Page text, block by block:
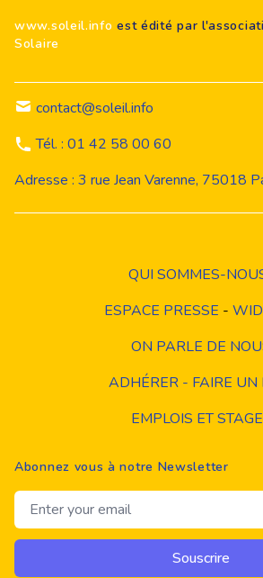
www.soleil.info est édité par
Solaire
contact@soleil.info
Tél. : 01 42 58 00 60
Adresse : 3 rue Jean Varenne, 75018
QUI SOMMES-
ESPACE PRESSE -
ON PARLE DE
ADHÉRER - FAIRE UN
EMPLOIS ET
Abonnez vous à notre Newsletter
Email address
Souscrire